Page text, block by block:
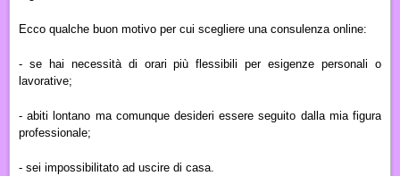
Ecco qualche buon motivo per cui scegliere una consulenza online:
- se hai necessità di orari più flessibili per esigenze personali o
lavorative;
- abiti lontano ma comunque desideri essere seguito dalla mia figura
professionale;
- sei impossibilitato ad uscire di casa.